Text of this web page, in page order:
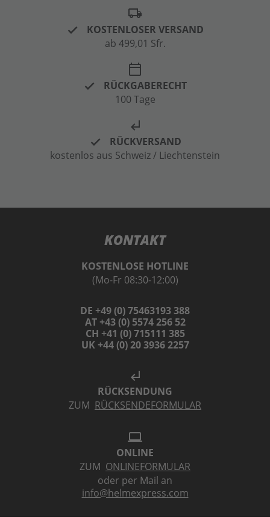
local_shipping
KOSTENLOSER VERSAND
ab 499,01 Sfr.
calendar_today
RÜCKGABERECHT
100 Tage
subdirectory_arrow_left
RÜCKVERSAND
kostenlos aus Schweiz / Liechtenstein
KONTAKT
KOSTENLOSE HOTLINE
(Mo-Fr 08:30-12:00)
DE +49 (0) 75463193 388
AT +43 (0) 5574 256 52
CH +41 (0) 715111 385
UK +44 (0) 20 3936 2257
subdirectory_arrow_left
RÜCKSENDUNG
ZUM RÜCKSENDEFORMULAR
laptop
ONLINE
ZUM ONLINEFORMULAR
oder per Mail an
info@helmexpress.com